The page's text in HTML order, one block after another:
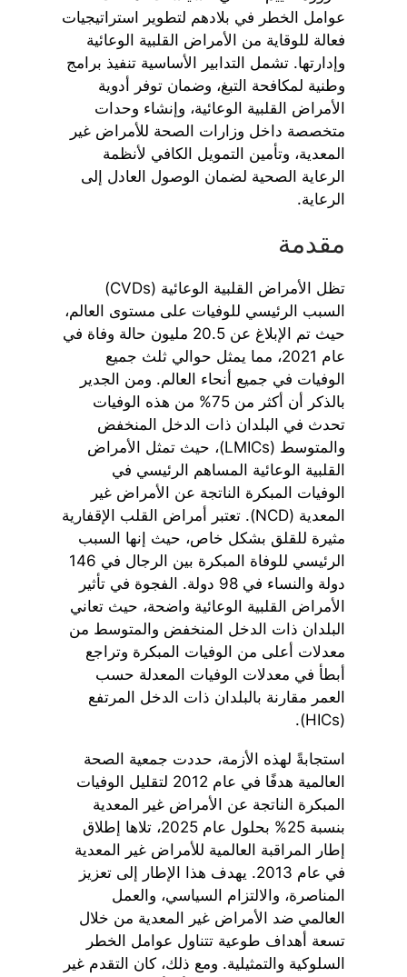
عوامل الخطر في بلادهم لتطوير استراتيجيات
فعالة للوقاية من الأمراض القلبية الوعائية
وإدارتها. تشمل التدابير الأساسية تنفيذ برامج
وطنية لمكافحة التبغ، وضمان توفر أدوية
الأمراض القلبية الوعائية، وإنشاء وحدات
متخصصة داخل وزارات الصحة للأمراض غير
المعدية، وتأمين التمويل الكافي لأنظمة
الرعاية الصحية لضمان الوصول العادل إلى
الرعاية.
مقدمة
تظل الأمراض القلبية الوعائية (CVDs)
السبب الرئيسي للوفيات على مستوى العالم،
حيث تم الإبلاغ عن 20.5 مليون حالة وفاة في
عام 2021، مما يمثل حوالي ثلث جميع
الوفيات في جميع أنحاء العالم. ومن الجدير
بالذكر أن أكثر من 75% من هذه الوفيات
تحدث في البلدان ذات الدخل المنخفض
والمتوسط (LMICs)، حيث تمثل الأمراض
القلبية الوعائية المساهم الرئيسي في
الوفيات المبكرة الناتجة عن الأمراض غير
المعدية (NCD). تعتبر أمراض القلب الإقفارية
مثيرة للقلق بشكل خاص، حيث إنها السبب
الرئيسي للوفاة المبكرة بين الرجال في 146
دولة والنساء في 98 دولة. الفجوة في تأثير
الأمراض القلبية الوعائية واضحة، حيث تعاني
البلدان ذات الدخل المنخفض والمتوسط من
معدلات أعلى من الوفيات المبكرة وتراجع
أبطأ في معدلات الوفيات المعدلة حسب
العمر مقارنة بالبلدان ذات الدخل المرتفع
(HICs).
استجابةً لهذه الأزمة، حددت جمعية الصحة
العالمية هدفًا في عام 2012 لتقليل الوفيات
المبكرة الناتجة عن الأمراض غير المعدية
بنسبة 25% بحلول عام 2025، تلاها إطلاق
إطار المراقبة العالمية للأمراض غير المعدية
في عام 2013. يهدف هذا الإطار إلى تعزيز
المناصرة، والالتزام السياسي، والعمل
العالمي ضد الأمراض غير المعدية من خلال
تسعة أهداف طوعية تتناول عوامل الخطر
السلوكية والتمثيلية. ومع ذلك، كان التقدم غير